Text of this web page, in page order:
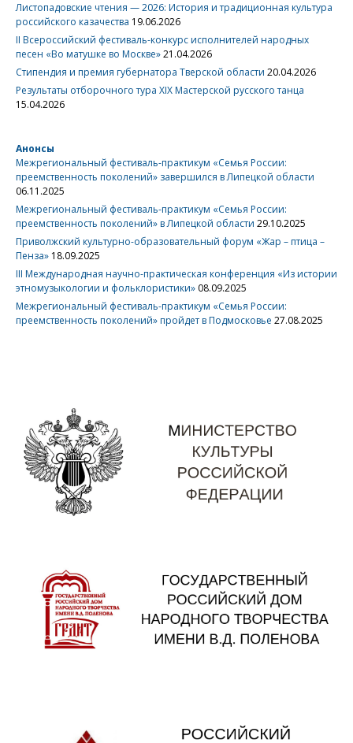
Листопадовские чтения — 2026: История и традиционная культура
российского казачества 19.06.2026
II Всероссийский фестиваль-конкурс исполнителей народных
песен «Во матушке во Москве»21.04.2026
Стипендия и премия губернатора Тверской области 20.04.2026
Результаты отборочного тура XIX Мастерской русского танца
15.04.2026
Анонсы
Межрегиональный фестиваль-практикум «Семья России:
преемственность поколений» завершился в Липецкой области
06.11.2025
Межрегиональный фестиваль-практикум «Семья России:
преемственность поколений» в Липецкой области 29.10.2025
Приволжский культурно-образовательный форум «Жар – птица –
Пенза» 18.09.2025
III Международная научно-практическая конференция «Из истории
этномузыкологии и фольклористики» 08.09.2025
Межрегиональный фестиваль-практикум «Семья России:
преемственность поколений» пройдет в Подмосковье 27.08.2025